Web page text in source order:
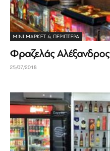
ΜΊΝΙ ΜΆΡΚΕΤ & ΠΕΡΊΠΤΕΡΑ
Φραζελάς Αλέξανδρος
25/07/2018